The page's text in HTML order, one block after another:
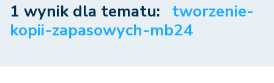
1 wynik dla tematu: tworzenie-
kopii-zapasowych-mb24